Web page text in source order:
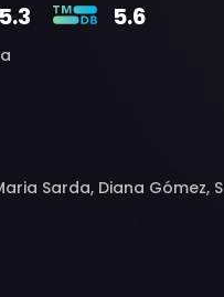
5.3 5.6
Sarda, Diana Gómez,
Maria Sardà, Santi